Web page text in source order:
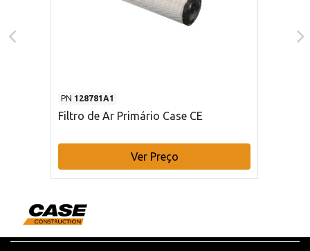
PN 128781A1
Filtro de Ar Primário Case CE
Ver Preço